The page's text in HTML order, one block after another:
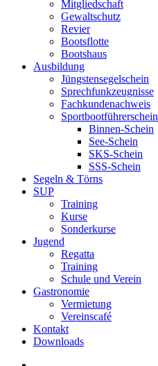
Mitgliedschaft
Gewaltschutz
Revier
Bootsflotte
Bootshaus
Ausbildung
Jüngstensegelschein
Sprechfunkzeugnisse
Fachkundenachweis
Sportbootführerschein
Binnen-Schein
See-Schein
SKS-Schein
SSS-Schein
Segeln & Törns
SUP
Training
Kurse
Sonderkurse
Jugend
Regatta
Training
Schule und Verein
Gastronomie
Vermietung
Vereinscafé
Kontakt
Downloads